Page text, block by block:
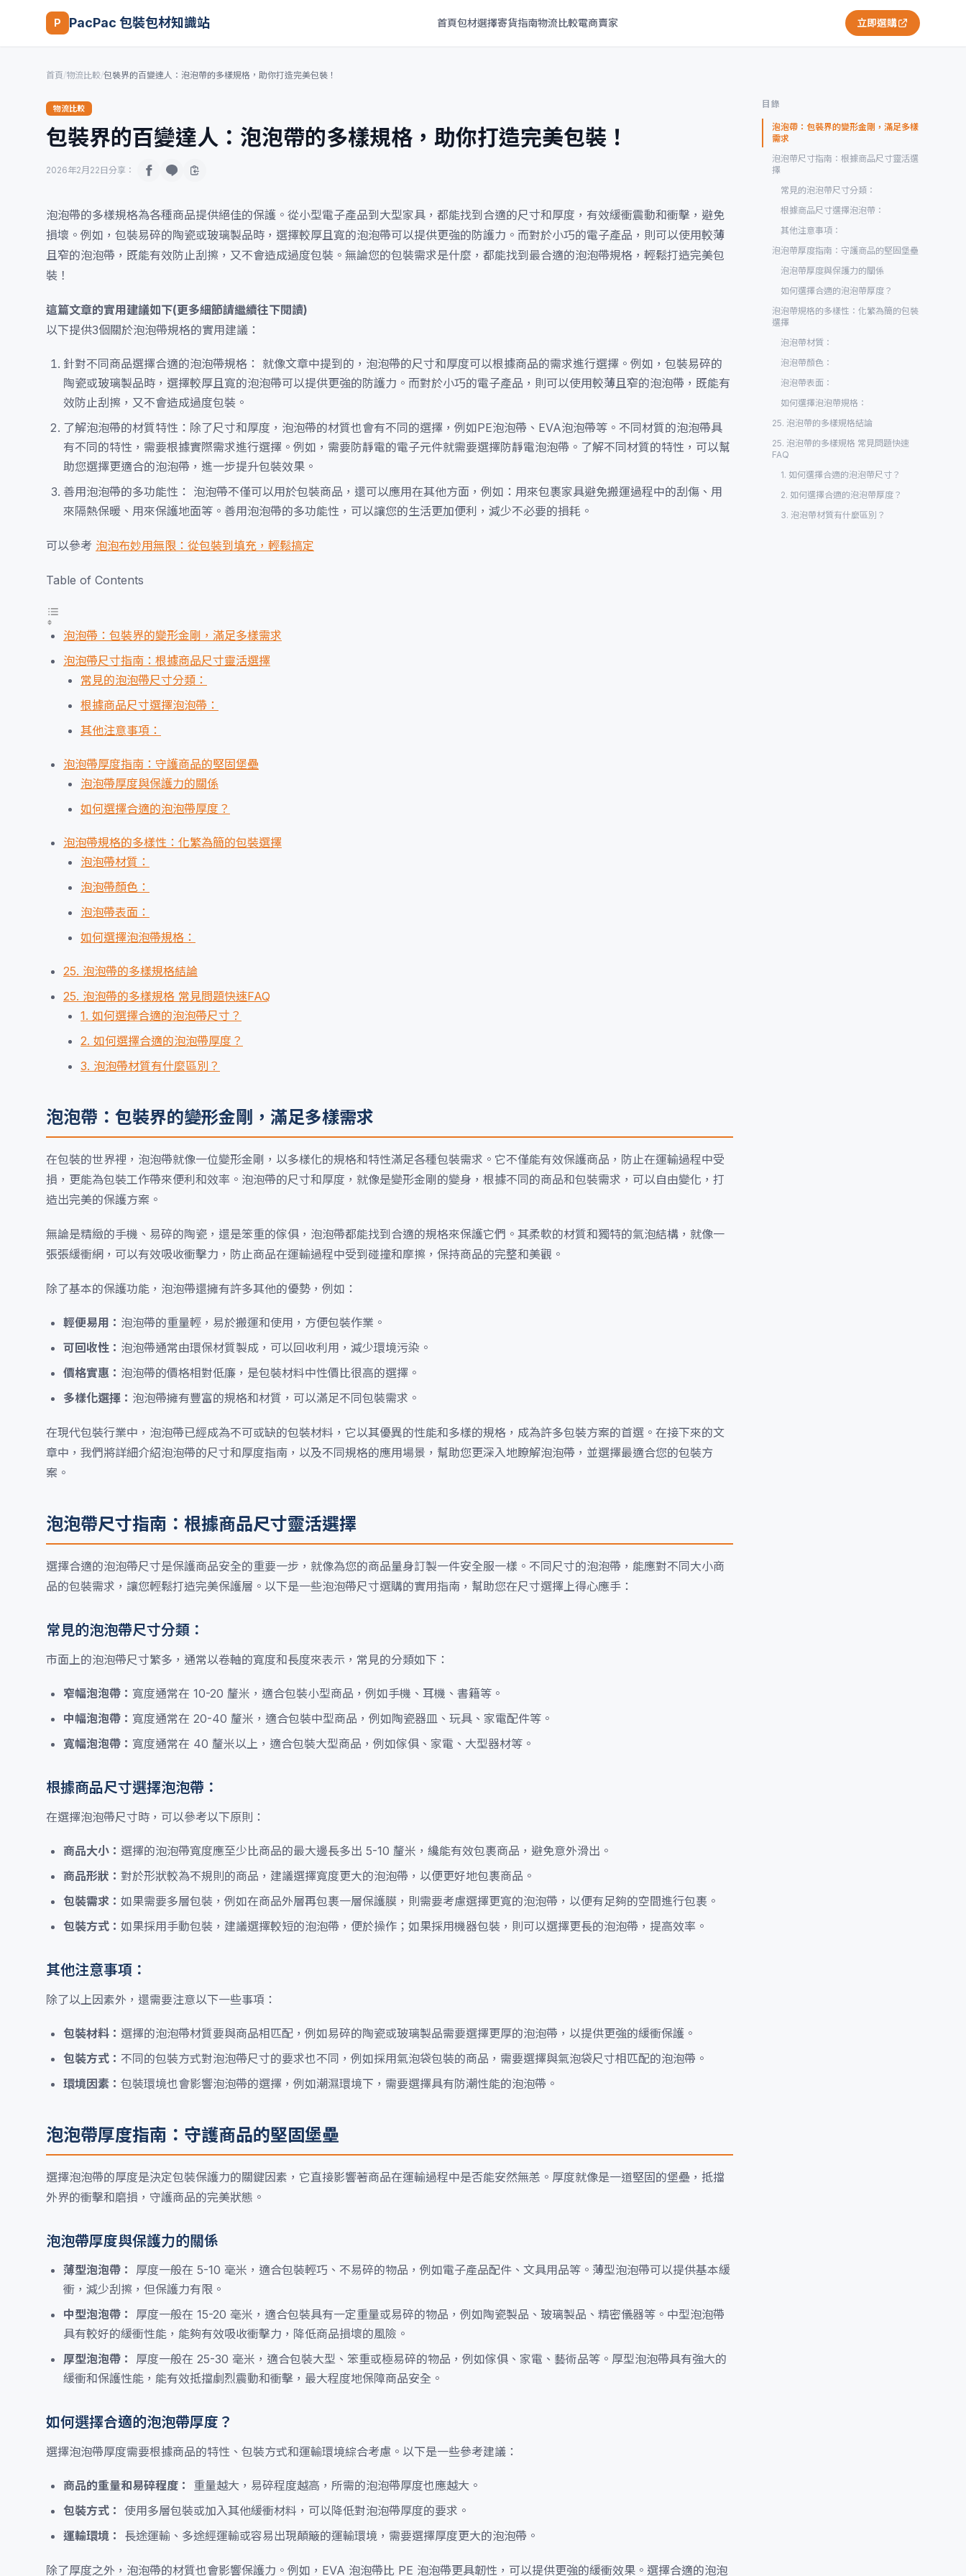
P PacPac 包裝包材知識站 首頁包材選擇寄貨指南物流比較電商賣家 立即選購
首頁/物流比較/包裝界的百變達人：泡泡帶的多樣規格，助你打造完美包裝！
物流比較
包裝界的百變達人：泡泡帶的多樣規格，助你打造完美包裝！
2026年2月22日 分享：
泡泡帶的多樣規格為各種商品提供絕佳的保護。從小型電子產品到大型家具，都能找到合適的尺寸和厚度，有效緩衝震動和衝擊，避免
損壞。例如，包裝易碎的陶瓷或玻璃製品時，選擇較厚且寬的泡泡帶可以提供更強的防護力。而對於小巧的電子產品，則可以使用較薄
且窄的泡泡帶，既能有效防止刮擦，又不會造成過度包裝。無論您的包裝需求是什麼，都能找到最合適的泡泡帶規格，輕鬆打造完美包
裝！
這篇文章的實用建議如下(更多細節請繼續往下閱讀)
以下提供3個關於泡泡帶規格的實用建議：
針對不同商品選擇合適的泡泡帶規格： 就像文章中提到的，泡泡帶的尺寸和厚度可以根據商品的需求進行選擇。例如，包裝易碎的
陶瓷或玻璃製品時，選擇較厚且寬的泡泡帶可以提供更強的防護力。而對於小巧的電子產品，則可以使用較薄且窄的泡泡帶，既能有
效防止刮擦，又不會造成過度包裝。
了解泡泡帶的材質特性：除了尺寸和厚度，泡泡帶的材質也會有不同的選擇，例如PE泡泡帶、EVA泡泡帶等。不同材質的泡泡帶具
有不同的特性，需要根據實際需求進行選擇。例如，需要防靜電的電子元件就需要選擇防靜電泡泡帶。了解不同材質的特性，可以幫
助您選擇更適合的泡泡帶，進一步提升包裝效果。
善用泡泡帶的多功能性： 泡泡帶不僅可以用於包裝商品，還可以應用在其他方面，例如：用來包裹家具避免搬運過程中的刮傷、用
來隔熱保暖、用來保護地面等。善用泡泡帶的多功能性，可以讓您的生活更加便利，減少不必要的損耗。
可以參考 泡泡布妙用無限：從包裝到填充，輕鬆搞定
Table of Contents
泡泡帶：包裝界的變形金剛，滿足多樣需求
泡泡帶尺寸指南：根據商品尺寸靈活選擇
常見的泡泡帶尺寸分類：
根據商品尺寸選擇泡泡帶：
其他注意事項：
泡泡帶厚度指南：守護商品的堅固堡壘
泡泡帶厚度與保護力的關係
如何選擇合適的泡泡帶厚度？
泡泡帶規格的多樣性：化繁為簡的包裝選擇
泡泡帶材質：
泡泡帶顏色：
泡泡帶表面：
如何選擇泡泡帶規格：
25. 泡泡帶的多樣規格結論
25. 泡泡帶的多樣規格 常見問題快速FAQ
1. 如何選擇合適的泡泡帶尺寸？
2. 如何選擇合適的泡泡帶厚度？
3. 泡泡帶材質有什麼區別？
泡泡帶：包裝界的變形金剛，滿足多樣需求
在包裝的世界裡，泡泡帶就像一位變形金剛，以多樣化的規格和特性滿足各種包裝需求。它不僅能有效保護商品，防止在運輸過程中受
損，更能為包裝工作帶來便利和效率。泡泡帶的尺寸和厚度，就像是變形金剛的變身，根據不同的商品和包裝需求，可以自由變化，打
造出完美的保護方案。
無論是精緻的手機、易碎的陶瓷，還是笨重的傢俱，泡泡帶都能找到合適的規格來保護它們。其柔軟的材質和獨特的氣泡結構，就像一
張張緩衝網，可以有效吸收衝擊力，防止商品在運輸過程中受到碰撞和摩擦，保持商品的完整和美觀。
除了基本的保護功能，泡泡帶還擁有許多其他的優勢，例如：
輕便易用： 泡泡帶的重量輕，易於搬運和使用，方便包裝作業。
可回收性： 泡泡帶通常由環保材質製成，可以回收利用，減少環境污染。
價格實惠： 泡泡帶的價格相對低廉，是包裝材料中性價比很高的選擇。
多樣化選擇： 泡泡帶擁有豐富的規格和材質，可以滿足不同包裝需求。
在現代包裝行業中，泡泡帶已經成為不可或缺的包裝材料，它以其優異的性能和多樣的規格，成為許多包裝方案的首選。在接下來的文
章中，我們將詳細介紹泡泡帶的尺寸和厚度指南，以及不同規格的應用場景，幫助您更深入地瞭解泡泡帶，並選擇最適合您的包裝方
案。
泡泡帶尺寸指南：根據商品尺寸靈活選擇
選擇合適的泡泡帶尺寸是保護商品安全的重要一步，就像為您的商品量身訂製一件安全服一樣。不同尺寸的泡泡帶，能應對不同大小商
品的包裝需求，讓您輕鬆打造完美保護層。以下是一些泡泡帶尺寸選購的實用指南，幫助您在尺寸選擇上得心應手：
常見的泡泡帶尺寸分類：
市面上的泡泡帶尺寸繁多，通常以卷軸的寬度和長度來表示，常見的分類如下：
窄幅泡泡帶： 寬度通常在 10-20 釐米，適合包裝小型商品，例如手機、耳機、書籍等。
中幅泡泡帶： 寬度通常在 20-40 釐米，適合包裝中型商品，例如陶瓷器皿、玩具、家電配件等。
寬幅泡泡帶： 寬度通常在 40 釐米以上，適合包裝大型商品，例如傢俱、家電、大型器材等。
根據商品尺寸選擇泡泡帶：
在選擇泡泡帶尺寸時，可以參考以下原則：
商品大小： 選擇的泡泡帶寬度應至少比商品的最大邊長多出 5-10 釐米，纔能有效包裹商品，避免意外滑出。
商品形狀： 對於形狀較為不規則的商品，建議選擇寬度更大的泡泡帶，以便更好地包裹商品。
包裝需求： 如果需要多層包裝，例如在商品外層再包裹一層保護膜，則需要考慮選擇更寬的泡泡帶，以便有足夠的空間進行包裹。
包裝方式： 如果採用手動包裝，建議選擇較短的泡泡帶，便於操作；如果採用機器包裝，則可以選擇更長的泡泡帶，提高效率。
其他注意事項：
除了以上因素外，還需要注意以下一些事項：
包裝材料： 選擇的泡泡帶材質要與商品相匹配，例如易碎的陶瓷或玻璃製品需要選擇更厚的泡泡帶，以提供更強的緩衝保護。
包裝方式： 不同的包裝方式對泡泡帶尺寸的要求也不同，例如採用氣泡袋包裝的商品，需要選擇與氣泡袋尺寸相匹配的泡泡帶。
環境因素： 包裝環境也會影響泡泡帶的選擇，例如潮濕環境下，需要選擇具有防潮性能的泡泡帶。
泡泡帶厚度指南：守護商品的堅固堡壘
選擇泡泡帶的厚度是決定包裝保護力的關鍵因素，它直接影響著商品在運輸過程中是否能安然無恙。厚度就像是一道堅固的堡壘，抵擋
外界的衝擊和磨損，守護商品的完美狀態。
泡泡帶厚度與保護力的關係
薄型泡泡帶：
厚度一般在 5-10 毫米，適合包裝輕巧、不易碎的物品，例如電子產品配件、文具用品等。薄型泡泡帶可以提供基本緩
衝，減少刮擦，但保護力有限。
中型泡泡帶：
厚度一般在 15-20 毫米，適合包裝具有一定重量或易碎的物品，例如陶瓷製品、玻璃製品、精密儀器等。中型泡泡帶
具有較好的緩衝性能，能夠有效吸收衝擊力，降低商品損壞的風險。
厚型泡泡帶：
厚度一般在 25-30 毫米，適合包裝大型、笨重或極易碎的物品，例如傢俱、家電、藝術品等。厚型泡泡帶具有強大的
緩衝和保護性能，能有效抵擋劇烈震動和衝擊，最大程度地保障商品安全。
如何選擇合適的泡泡帶厚度？
選擇泡泡帶厚度需要根據商品的特性、包裝方式和運輸環境綜合考慮。以下是一些參考建議：
商品的重量和易碎程度：
重量越大，易碎程度越高，所需的泡泡帶厚度也應越大。
包裝方式： 使用多層包裝或加入其他緩衝材料，可以降低對泡泡帶厚度的要求。
運輸環境：
長途運輸、多途經運輸或容易出現顛簸的運輸環境，需要選擇厚度更大的泡泡帶。
除了厚度之外，泡泡帶的材質也會影響保護力。例如，EVA 泡泡帶比 PE 泡泡帶更具韌性，可以提供更強的緩衝效果。選擇合適的泡泡
目錄
泡泡帶：包裝界的變形金剛，滿足多樣
需求
泡泡帶尺寸指南：根據商品尺寸靈活選
擇
常見的泡泡帶尺寸分類：
根據商品尺寸選擇泡泡帶：
其他注意事項：
泡泡帶厚度指南：守護商品的堅固堡壘
泡泡帶厚度與保護力的關係
如何選擇合適的泡泡帶厚度？
泡泡帶規格的多樣性：化繁為簡的包裝
選擇
泡泡帶材質：
泡泡帶顏色：
泡泡帶表面：
如何選擇泡泡帶規格：
25. 泡泡帶的多樣規格結論
25. 泡泡帶的多樣規格 常見問題快速
FAQ
1. 如何選擇合適的泡泡帶尺寸？
2. 如何選擇合適的泡泡帶厚度？
3. 泡泡帶材質有什麼區別？